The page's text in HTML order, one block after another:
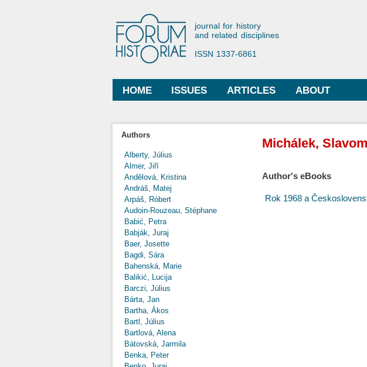
Forum Historiae
journal for history
and related disciplines
ISSN 1337-6861
Main menu
HOME ISSUES ARTICLES ABOUT
Authors
Alberty, Július
Almer, Jiří
Andělová, Kristina
Andráš, Matej
Arpáš, Róbert
Audoin-Rouzeau, Stéphane
Babić, Petra
Babják, Juraj
Baer, Josette
Bagdi, Sára
Bahenská, Marie
Balikić, Lucija
Barczi, Július
Bárta, Jan
Bartha, Ákos
Bartl, Július
Bartlová, Alena
Bátovská, Jarmila
Benka, Peter
Michálek,
Author's eBooks
Rok 1968 a